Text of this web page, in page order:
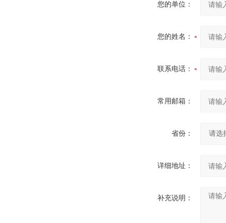
您的单位：
您的姓名：
联系电话：
常用邮箱：
省份：
详细地址：
补充说明：